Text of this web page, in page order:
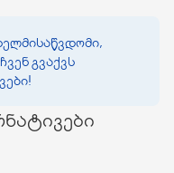
გვაქვს